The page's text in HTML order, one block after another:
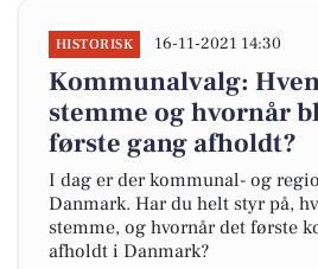
HISTORISK 16-11-2021 14:30
Kommunalvalg:
stemme og hvornår
første gang afholdt?
I dag er der kommunal- og
Danmark. Har du helt styr på,
stemme, og hvornår det første
afholdt i Danmark?